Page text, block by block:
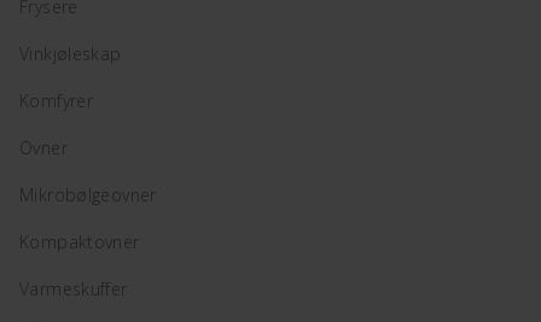
Frysere
Vinkjøleskap
Komfyrer
Ovner
Mikrobølgeovner
Kompaktovner
Varmeskuffer